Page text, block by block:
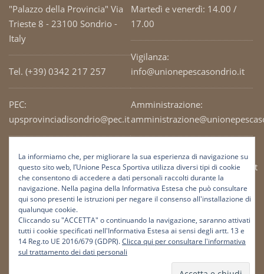
"Palazzo della Provincia" Via
Trieste 8 - 23100 Sondrio -
Italy
Tel. (+39) 0342 217 257
PEC:
upsprovinciadisondrio@pec.it
Codice Fiscale: 93003690141
Martedì e venerdì: 14.00 /
17.00
Vigilanza:
info@unionepescasondrio.it
Amministrazione:
Ufficio tecnico:
tecnico@unionepescasondrio.it
Informazioni:
info@unionepescasondrio.it
La informiamo che, per migliorare la sua esperienza di navigazione su
questo sito web, l’Unione Pesca Sportiva utilizza diversi tipi di cookie
che consentono di accedere a dati personali raccolti durante la
navigazione. Nella pagina della Informativa Estesa che può consultare
qui sono presenti le istruzioni per negare il consenso all'installazione di
qualunque cookie.
Cliccando su "ACCETTA" o continuando la navigazione, saranno attivati
tutti i cookie specificati nell'Informativa Estesa ai sensi degli artt. 13 e
14 Reg.to UE 2016/679 (GDPR).Clicca qui per consultare l'informativa
sul trattamento dei dati personali